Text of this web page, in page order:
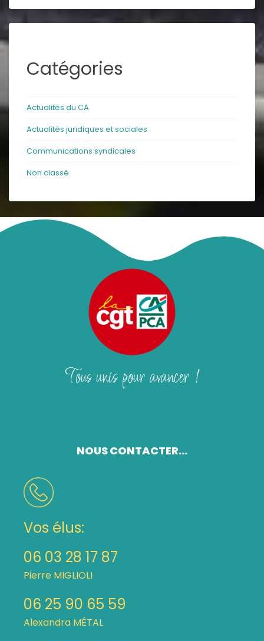
Catégories
Actualités du CA
Actualités juridiques et sociales
Communications syndicales
Non classé
Tous unis pour avancer !
NOUS CONTACTER...
Vos élus:
06 03 28 17 87
Pierre MIGLIOLI
06 25 90 65 59
Alexandra MÉTAL